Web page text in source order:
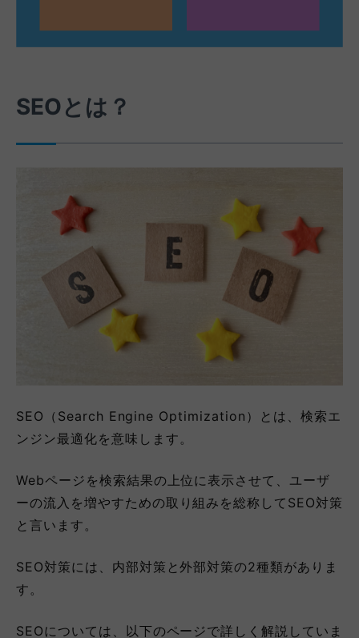
SEOとは？
SEO（Search Engine Optimization）とは、検索エ
ンジン最適化を意味します。
Webページを検索結果の上位に表示させて、ユーザ
ーの流入を増やすための取り組みを総称してSEO対策
と言います。
SEO対策には、内部対策と外部対策の2種類がありま
す。
SEOについては、以下のページで詳しく解説していま